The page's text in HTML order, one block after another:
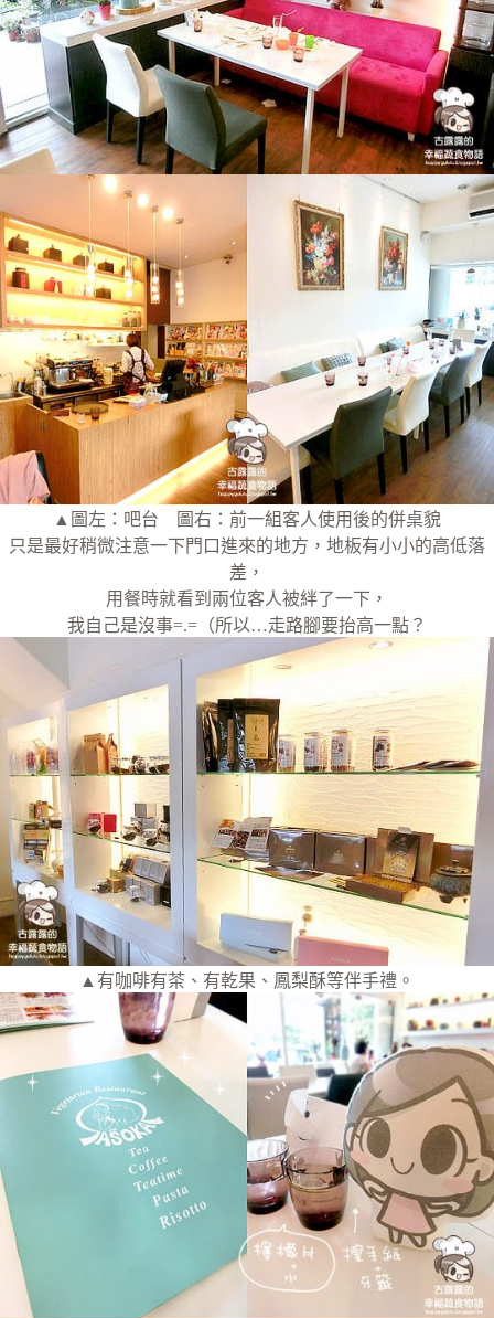
▲圖左：吧台 圖右：前一組客人使用後的併桌貌
只是最好稍微注意一下門口進來的地方，地板有小小的高低落
差，
用餐時就看到兩位客人被絆了一下，
我自己是沒事=.=（所以…走路腳要抬高一點？
▲有咖啡有茶、有乾果、鳳梨酥等伴手禮。